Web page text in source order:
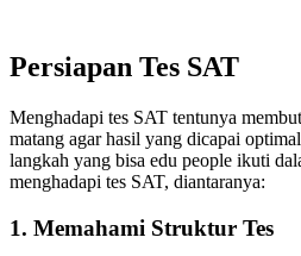
Persiapan Tes SAT
Menghadapi tes SAT tentunya
matang agar hasil yang dicapai
langkah yang bisa edu people ikuti
menghadapi tes SAT, diantaranya:
1. Memahami Struktur Tes